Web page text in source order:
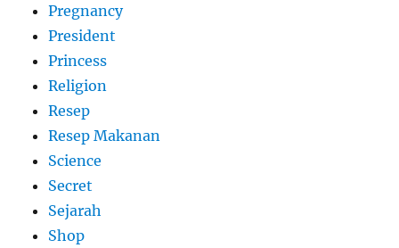
Pregnancy
President
Princess
Religion
Resep
Resep Makanan
Science
Secret
Sejarah
Shop